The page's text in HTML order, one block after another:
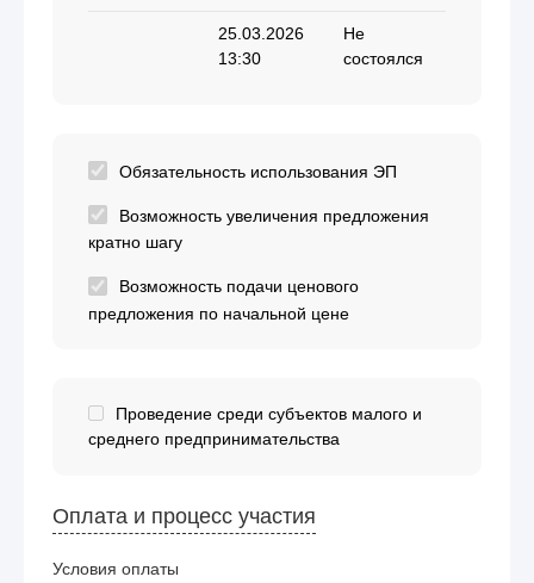
25.03.2026
13:30
Не
состоялся
Обязательность использования ЭП
Возможность увеличения предложения
кратно шагу
Возможность подачи ценового
предложения по начальной цене
Проведение среди субъектов малого и
среднего предпринимательства
Оплата и процесс участия
Условия оплаты